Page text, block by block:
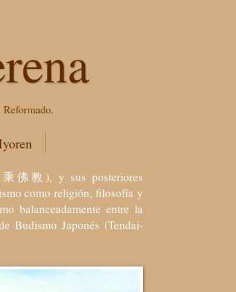
乘佛教), y sus posteriores
como religión, filosofía y
balanceadamente entre la
Budismo Japonés (Tendai-